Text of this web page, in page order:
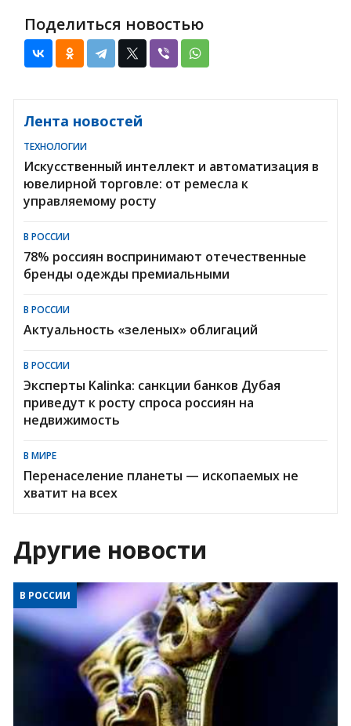
Поделиться новостью
Лента новостей
ТЕХНОЛОГИИ
Искусственный интеллект и автоматизация в
ювелирной торговле: от ремесла к
управляемому росту
В РОССИИ
78% россиян воспринимают отечественные
бренды одежды премиальными
В РОССИИ
Актуальность «зеленых» облигаций
В РОССИИ
Эксперты Kalinka: санкции банков Дубая
приведут к росту спроса россиян на
недвижимость
В МИРЕ
Перенаселение планеты — ископаемых не
хватит на всех
Другие новости
В РОССИИ